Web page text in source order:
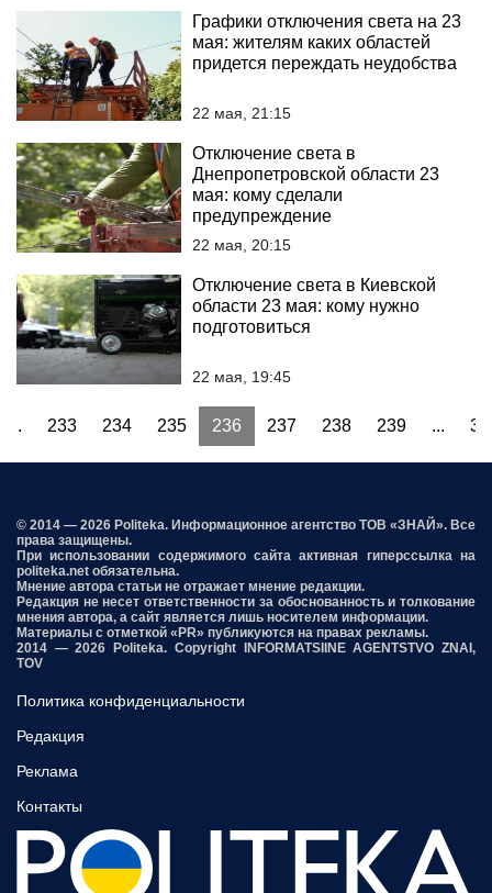
Графики отключения света на 23
мая: жителям каких областей
придется переждать неудобства
22 мая, 21:15
Отключение света в
Днепропетровской области 23
мая: кому сделали
предупреждение
22 мая, 20:15
Отключение света в Киевской
области 23 мая: кому нужно
подготовиться
22 мая, 19:45
... 233 234 235 236 237 238 239 ...
© 2014 — 2026 Politeka. Информационное агентство ТОВ «ЗНАЙ». Все
права защищены.
При использовании содержимого сайта активная гиперссылка на
politeka.net обязательна.
Мнение автора статьи не отражает мнение редакции.
Редакция не несет ответственности за обоснованность и толкование
мнения автора, а сайт является лишь носителем информации.
Материалы с отметкой «PR» публикуются на правах рекламы.
2014 — 2026 Politeka. Copyright INFORMATSIINE AGENTSTVO ZNAI,
TOV
Политика конфиденциальности
Редакция
Реклама
Контакты